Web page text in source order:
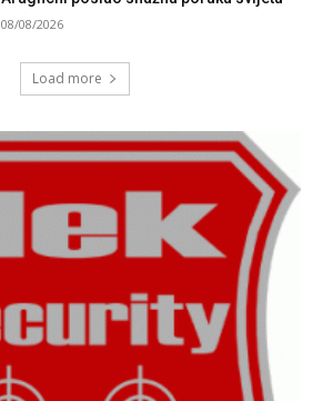
08/08/2026
Load more